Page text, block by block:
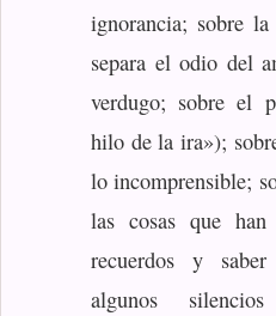
ignorancia; sobre
separa el odio del
verdugo; sobre el
hilo de la ira»);
lo incomprensible;
las cosas que
recuerdos y
algunos